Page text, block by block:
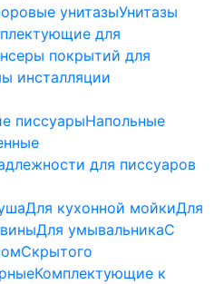
унитазыУнитазы
для
покрытий для
инсталляции
писсуарыНапольные
для писсуаров
Для кухонной мойкиДля
Для умывальникаС
Скрытого
Комплектующие к